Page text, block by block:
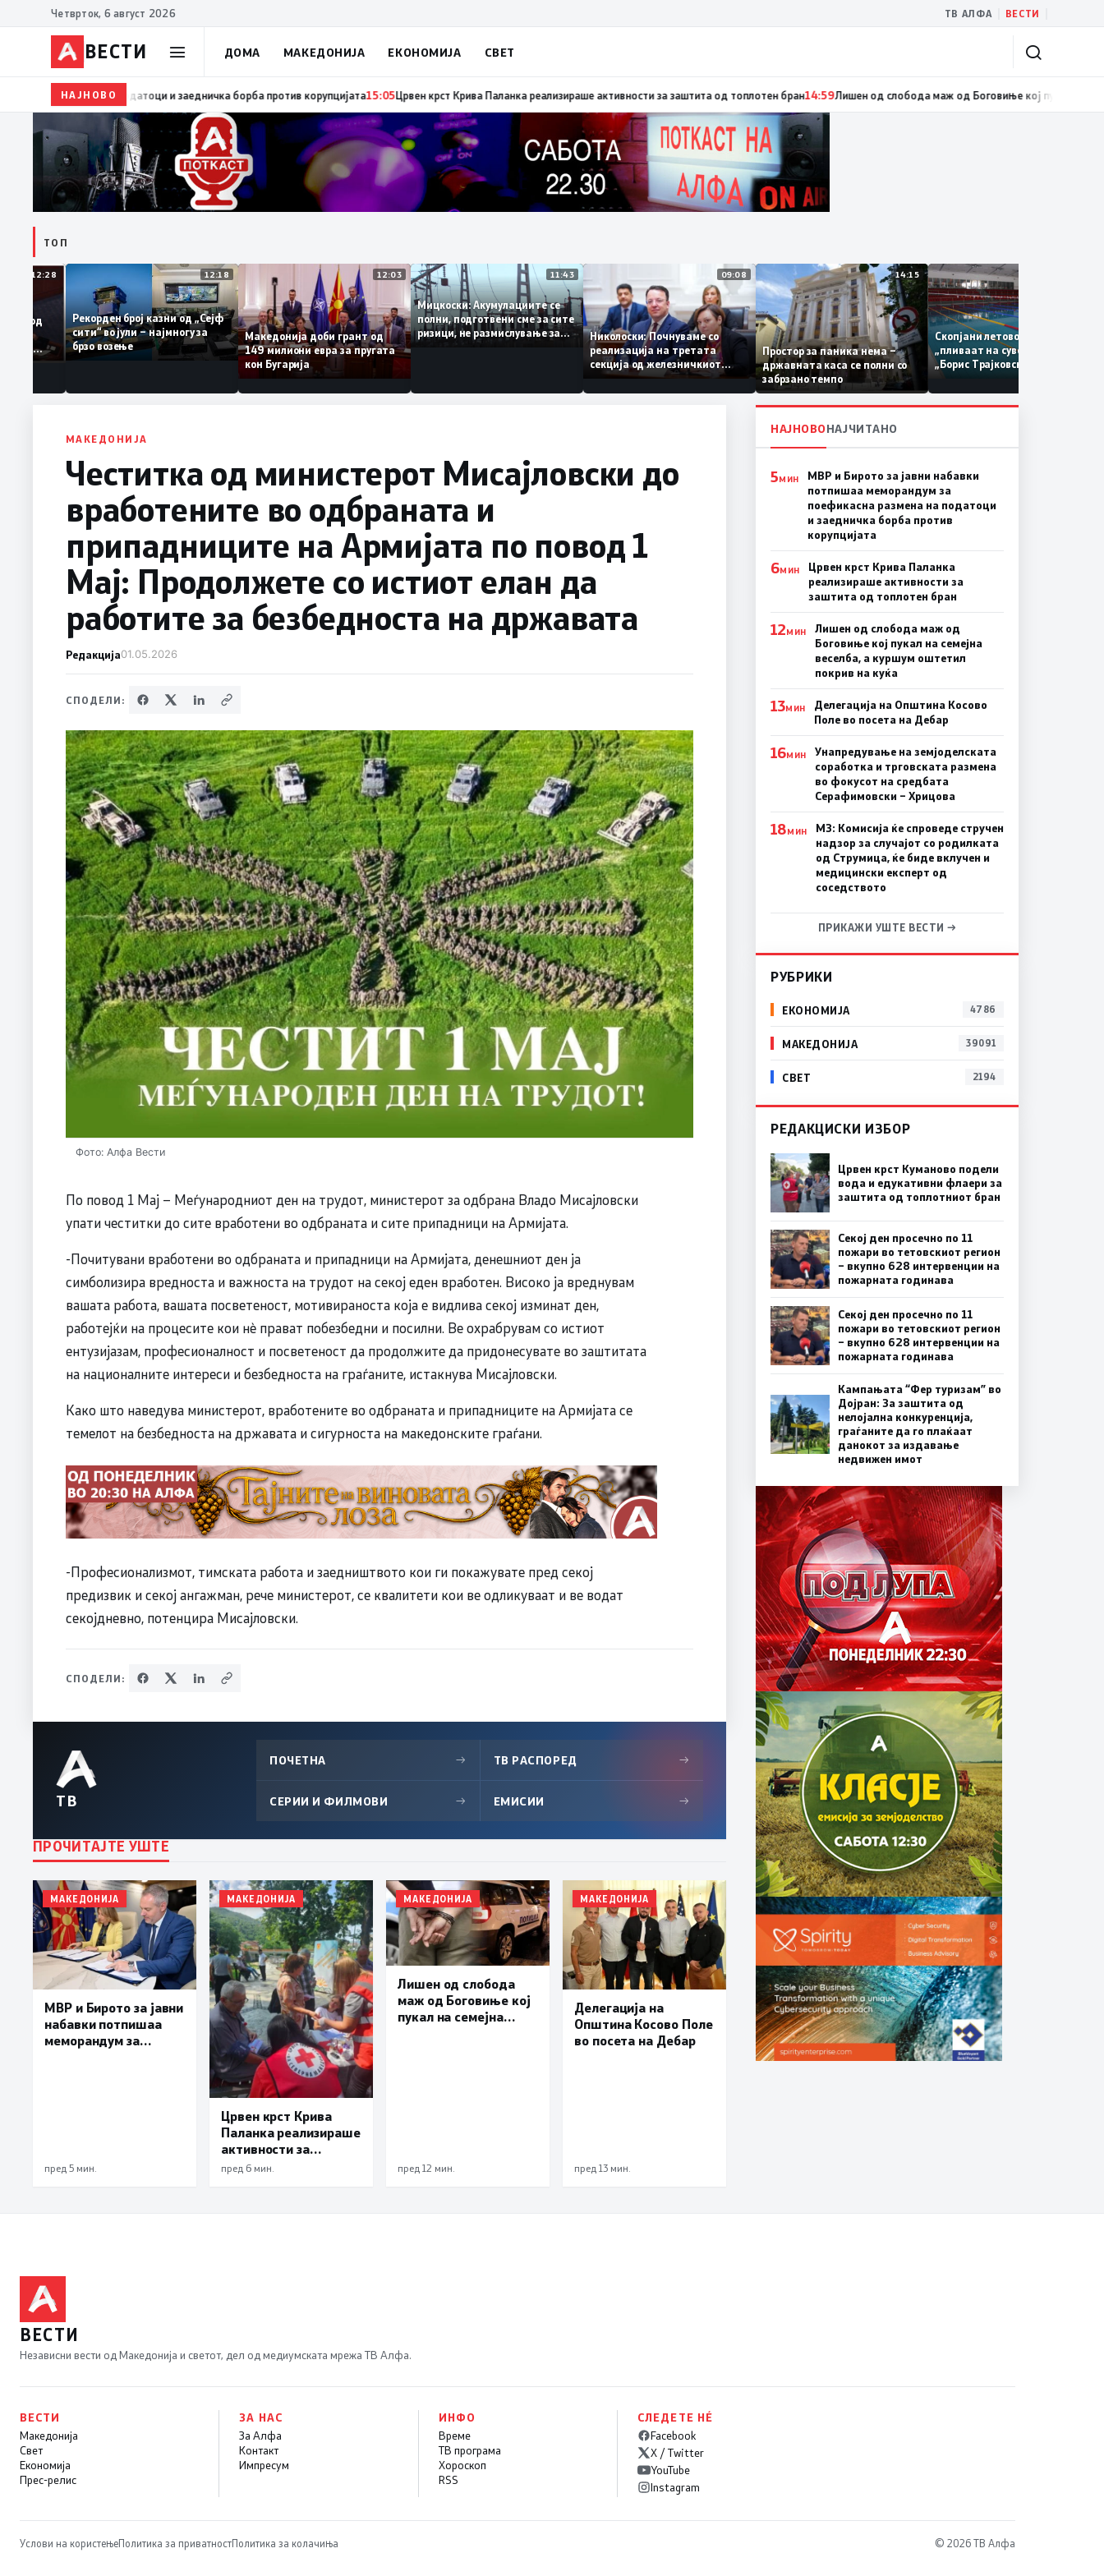
Четврток, 6 август 2026 ТВ АЛФА ВЕСТИ
ВЕСТИ ДОМА МАКЕДОНИЈА ЕКОНОМИЈА СВЕТ
НАЈНОВО15:06МВР и Бирото за јавни набавки потпишаа меморандум за поефикасна размена на податоци и заедничка борба против корупцијата15:05Црвен крст Крива Паланка реализираше активности
ТОП
12:28
од
во
12:18
Рекорден број казни од „Сејф
сити“ во јули – најмногу за
брзо возење
12:03
Македонија доби грант од
149 милиони евра за пругата
кон Бугарија
11:43
Мицкоски: Акумулациите се
полни, подготвени сме за сите
ризици, не размислување за
поскапување на струјата
09:08
Николоски: Почнуваме со
реализација на третата
секција од железничкиот
Коридор 8, Македонија
станува раскрсница на
14:15
Простор за паника нема –
државната каса се полни со
забрзано темпо
Скопјани летово ќе мора да
„пливаат на суво“: базенот
„Борис Трајковски“ е
МАКЕДОНИЈА
Честитка од министерот Мисајловски до
вработените во одбраната и
припадниците на Армијата по повод 1
Мај: Продолжете со истиот елан да
работите за безбедноста на државата
Редакција01.05.2026
СПОДЕЛИ:
Фото: Алфа Вести
По повод 1 Мај – Меѓународниот ден на трудот, министерот за одбрана Владо Мисајловски
упати честитки до сите вработени во одбраната и сите припадници на Армијата.
-Почитувани вработени во одбраната и припадници на Армијата, денешниот ден ја
симболизира вредноста и важноста на трудот на секој еден вработен. Високо ја вреднувам
вашата работа, вашата посветеност, мотивираноста која е видлива секој изминат ден,
работејќи на процесите кои нè прават побезбедни и посилни. Ве охрабрувам со истиот
ентузијазам, професионалност и посветеност да продолжите да придонесувате во заштитата
на националните интереси и безбедноста на граѓаните, истакнува Мисајловски.
Како што наведува министерот, вработените во одбраната и припадниците на Армијата се
темелот на безбедноста на државата и сигурноста на македонските граѓани.
-Професионализмот, тимската работа и заедништвото кои ги покажувате пред секој
предизвик и секој ангажман, рече министерот, се квалитети кои ве одликуваат и ве водат
секојдневно, потенцира Мисајловски.
СПОДЕЛИ:
ТВ
ПОЧЕТНА → ТВ РАСПОРЕД →
СЕРИИ И ФИЛМОВИ → ЕМИСИИ →
ПРОЧИТАЈТЕ УШТЕ
МАКЕДОНИЈА
МВР и Бирото за јавни
набавки потпишаа
меморандум за
пред 5 мин.
МАКЕДОНИЈА
Црвен крст Крива
Паланка реализираше
активности за
заштита од топлотен
пред 6 мин.
МАКЕДОНИЈА
Лишен од слобода
маж од Боговиње кој
пукал на семејна
пред 12 мин.
МАКЕДОНИЈА
Делегација на
Општина Косово Поле
во посета на Дебар
пред 13 мин.
НАЈНОВОНАЈЧИТАНО
5МИН
МВР и Бирото за јавни набавки
потпишаа меморандум за
поефикасна размена на податоци
и заедничка борба против
корупцијата
6МИН
Црвен крст Крива Паланка
реализираше активности за
заштита од топлотен бран
12МИН
Лишен од слобода маж од
Боговиње кој пукал на семејна
веселба, а куршум оштетил
покрив на куќа
13МИН
Делегација на Општина Косово
Поле во посета на Дебар
16МИН
Унапредување на земјоделската
соработка и трговската размена
во фокусот на средбата
Серафимовски – Хрицова
18МИН
МЗ: Комисија ќе спроведе стручен
надзор за случајот со родилката
од Струмица, ќе биде вклучен и
медицински експерт од
соседството
ПРИКАЖИ УШТЕ ВЕСТИ →
РУБРИКИ
ЕКОНОМИЈА 4786
МАКЕДОНИЈА 39091
СВЕТ 2194
РЕДАКЦИСКИ ИЗБОР
Црвен крст Куманово подели
вода и едукативни флаери за
заштита од топлотниот бран
Секој ден просечно по 11
пожари во тетовскиот регион
– вкупно 628 интервенции на
пожарната годинава
Секој ден просечно по 11
пожари во тетовскиот регион
– вкупно 628 интервенции на
пожарната годинава
Кампањата “Фер туризам” во
Дојран: За заштита од
нелојална конкуренција,
граѓаните да го плаќаат
данокот за издавање
недвижен имот
ВЕСТИ
Независни вести од Македонија и светот, дел од медиумската мрежа ТВ Алфа.
ВЕСТИ
Македонија
Свет
Економија
Прес-релис
ЗА НАС
За Алфа
Контакт
Импресум
ИНФО
Време
ТВ програма
Хороскоп
RSS
СЛЕДЕТЕ НÉ
Facebook
X / Twitter
YouTube
Instagram
Услови на користењеПолитика за приватностПолитика за колачиња © 2026 ТВ Алфа